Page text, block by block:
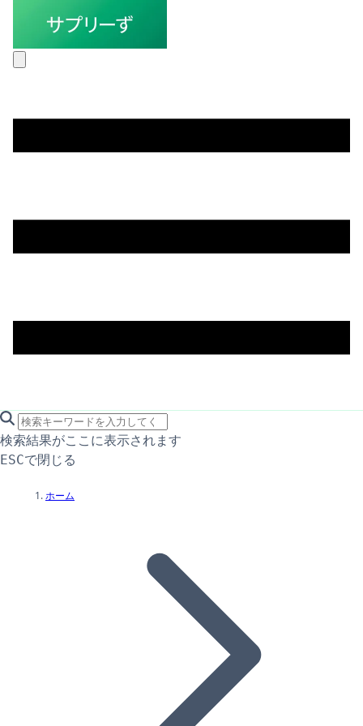
search icon
サイト内検索
検索結果がここに表示されます
ESCで閉じる
ホーム